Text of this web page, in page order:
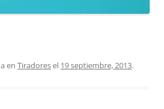
en Tiradoresel 19 septiembre, 2013.